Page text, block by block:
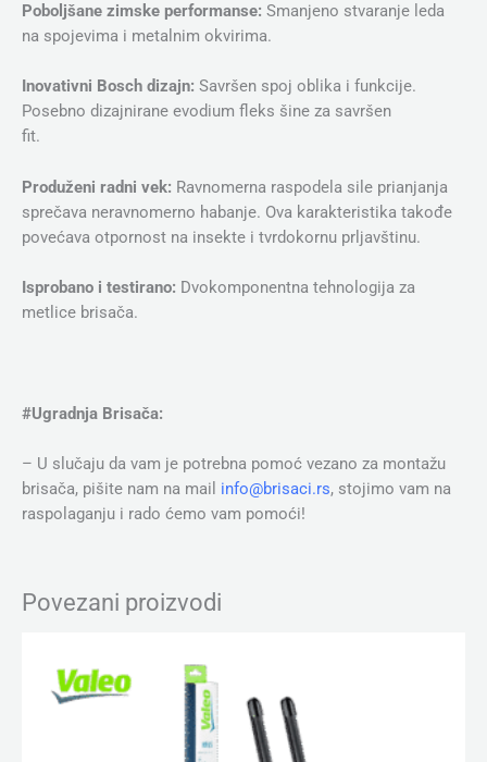
Poboljšane zimske performanse: Smanjeno stvaranje leda
na spojevima i metalnim okvirima.
Inovativni Bosch dizajn: Savršen spoj oblika i funkcije.
Posebno dizajnirane evodium fleks šine za savršen
fit.
Produženi radni vek: Ravnomerna raspodela sile prianjanja
sprečava neravnomerno habanje. Ova karakteristika takođe
povećava otpornost na insekte i tvrdokornu prljavštinu.
Isprobano i testirano: Dvokomponentna tehnologija za
metlice brisača.
#Ugradnja Brisača:
– U slučaju da vam je potrebna pomoć vezano za montažu
brisača, pišite nam na mail info@brisaci.rs, stojimo vam na
raspolaganju i rado ćemo vam pomoći!
Povezani proizvodi